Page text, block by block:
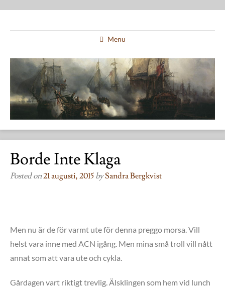
Menu
Borde Inte Klaga
Posted on21 augusti, 2015 bySandra Bergkvist
Men nu är de för varmt ute för denna preggo morsa. Vill
helst vara inne med ACN igång. Men mina små troll vill nått
annat som att vara ute och cykla.
Gårdagen vart riktigt trevlig. Älsklingen som hem vid lunch